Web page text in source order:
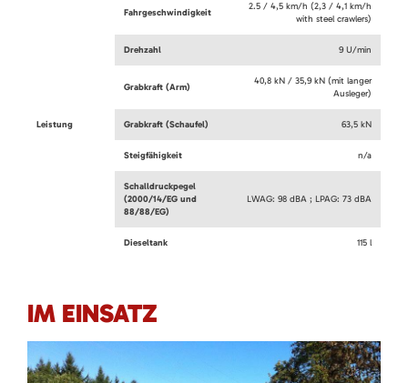
Leistung
Fahrgeschwindigkeit
2.5 / 4,5 km/h (2,3 / 4,1 km/h
with steel crawlers)
Drehzahl 9 U/min
Grabkraft (Arm)
40,8 kN / 35,9 kN (mit langer
Ausleger)
Grabkraft (Schaufel) 63,5 kN
Steigfähigkeit n/a
Schalldruckpegel
(2000/14/EG und
88/88/EG)
LWAG: 98 dBA ; LPAG: 73 dBA
Dieseltank 115 l
IM EINSATZ